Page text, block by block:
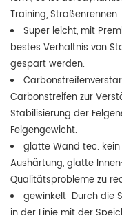
Training, Straßenrennen.
Super leicht, mit
bestes Verhältnis von
gespart werden.
Carbonstreifen zur
Stabilisierung der
Felgengewicht.
glatte Wand tec.
Aushärtung, glatte
Qualitätsprobleme zu
gewinkelt Durch die